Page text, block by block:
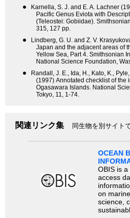
●
Karnella, S. J. and E. A. Lachner
Pacific Genus Eviota with
(Teleostei: Gobiidae).
315, 127 pp.
●
Lindberg, G. U. and Z. V.
Japan and the adjacent areas of
Yellow Sea, Part 4. Smithsonian
National Science Foundation,
●
Randall, J. E., Ida, H., Kato, K.,
(1997) Annotated checklist of the
Ogasawara Islands. National
Tokyo, 11, 1-74.
関連リンク集 同生物を別サイト
OCEAN
OBIS is
access
on
science,